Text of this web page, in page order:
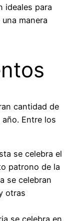
ideales para
manera
cantidad de
Entre los
se celebra el
patrono de la
se celebran
otras